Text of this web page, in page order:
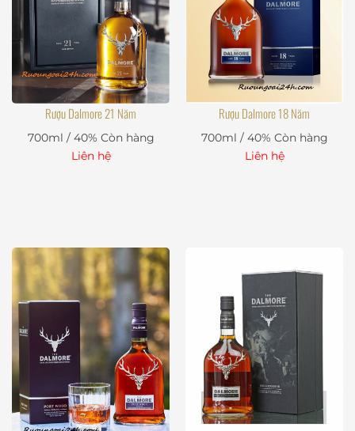
Rượu Dalmore 21 Năm
700ml / 40% Còn hàng
Liên hệ
Rượu Dalmore 18 Năm
700ml / 40% Còn hàng
Liên hệ